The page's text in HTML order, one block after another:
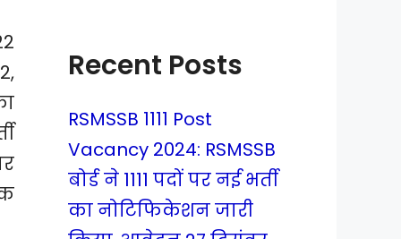
Recent Posts
RSMSSB 1111 Post
Vacancy 2024: RSMSSB
बोर्ड ने 1111 पदों पर नई भर्ती
का नोटिफिकेशन जारी